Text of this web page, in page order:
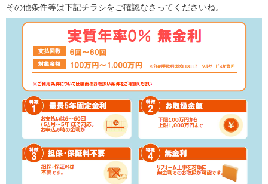
その他条件等は下記チラシをご確認なさってくださいね。